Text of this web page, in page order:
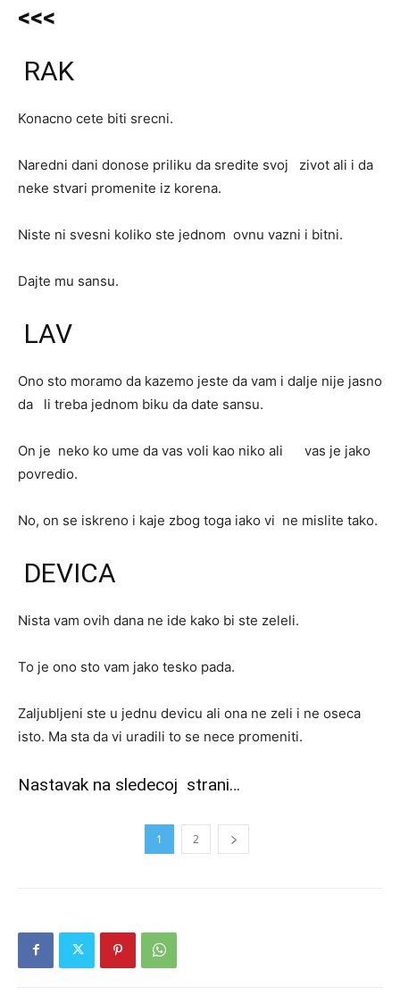
<<<
RAK
Konacno cete biti srecni.
Naredni dani donose priliku da sredite svoj zivot ali i da
neke stvari promenite iz korena.
Niste ni svesni koliko ste jednom ovnu vazni i bitni.
Dajte mu sansu.
LAV
Ono sto moramo da kazemo jeste da vam i dalje nije jasno
da li treba jednom biku da date sansu.
On je neko ko ume da vas voli kao niko ali vas je jako
povredio.
No, on se iskreno i kaje zbog toga iako vi ne mislite tako.
DEVICA
Nista vam ovih dana ne ide kako bi ste zeleli.
To je ono sto vam jako tesko pada.
Zaljubljeni ste u jednu devicu ali ona ne zeli i ne oseca
isto. Ma sta da vi uradili to se nece promeniti.
Nastavak na sledecoj strani…
1 2